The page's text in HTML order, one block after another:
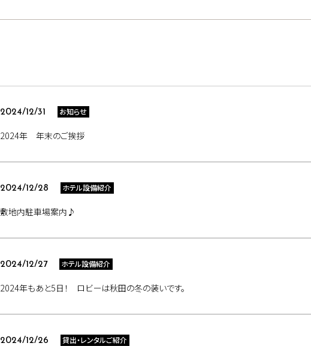
2024/12/31 お知らせ
2024年 年末のご挨拶
2024/12/28 ホテル設備紹介
敷地内駐車場案内♪
2024/12/27 ホテル設備紹介
2024年もあと5日！ ロビーは秋田の冬の装いです。
2024/12/26 貸出・レンタルご紹介